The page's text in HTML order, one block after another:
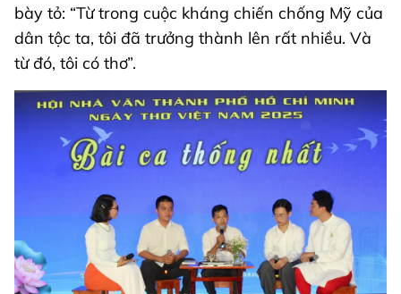
bày tỏ: “Từ trong cuộc kháng chiến chống Mỹ của
dân tộc ta, tôi đã trưởng thành lên rất nhiều. Và
từ đó, tôi có thơ”.